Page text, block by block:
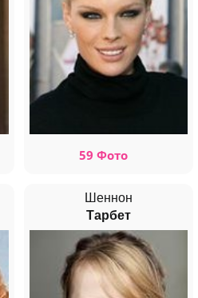
59 Фото
Шеннон
Тарбет